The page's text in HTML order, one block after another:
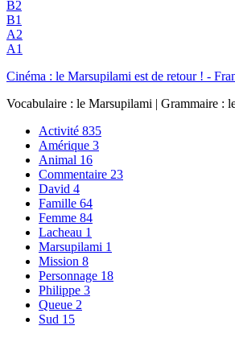
B2
B1
A2
A1
Cinéma : le Marsupilami est de retour ! -
Vocabulaire : le Marsupilami | Grammaire :
Activité 835
Amérique 3
Animal 16
Commentaire 23
David 4
Famille 64
Femme 84
Lacheau 1
Marsupilami 1
Mission 8
Personnage 18
Philippe 3
Queue 2
Sud 15